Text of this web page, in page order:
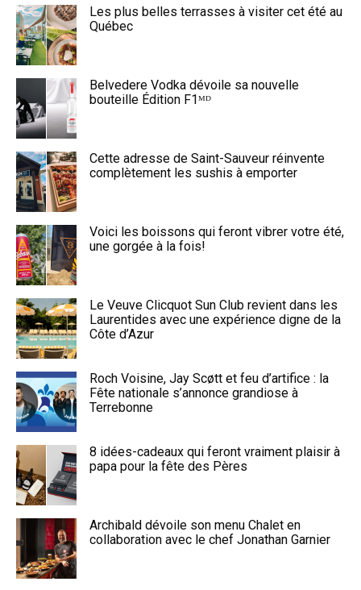
Les plus belles terrasses à visiter cet été au
Québec
Belvedere Vodka dévoile sa nouvelle
bouteille Édition F1ᴹᴰ
Cette adresse de Saint-Sauveur réinvente
complètement les sushis à emporter
Voici les boissons qui feront vibrer votre été,
une gorgée à la fois!
Le Veuve Clicquot Sun Club revient dans les
Laurentides avec une expérience digne de la
Côte d’Azur
Roch Voisine, Jay Scøtt et feu d’artifice : la
Fête nationale s’annonce grandiose à
Terrebonne
8 idées-cadeaux qui feront vraiment plaisir à
papa pour la fête des Pères
Archibald dévoile son menu Chalet en
collaboration avec le chef Jonathan Garnier